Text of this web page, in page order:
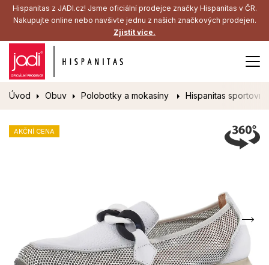
Hispanitas z JADI.cz! Jsme oficiální prodejce značky Hispanitas v ČR.
Nakupujte online nebo navšivte jednu z našich značkových prodejen.
Zjistit více.
Úvod Obuv Polobotky a mokasíny Hispanitas sportovní
AKČNÍ CENA